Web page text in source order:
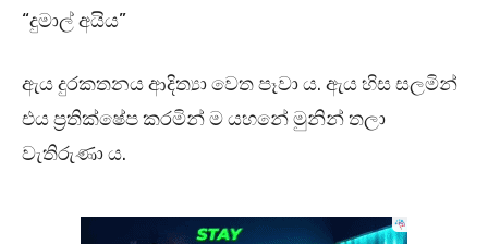
“දුමාල් අයිය”
ඇය දුරකතනය ආදිත්‍යා වෙත පෑවා ය. ඇය හිස සලමින්
එය ප්‍රතික්ෂේප කරමින් ම යහනේ මුනින් තලා
වැතිරුණා ය.